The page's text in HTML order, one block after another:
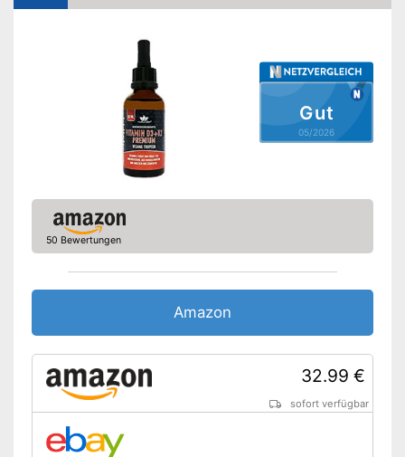
Amazon Lieferzeit
Gut
05/2026
50 Bewertungen
Amazon
32.99 €
sofort verfügbar